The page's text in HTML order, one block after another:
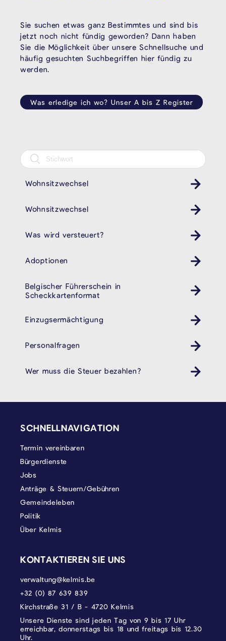
Sie suchen etwas ganz Bestimmtes und sind bis
jetzt noch nicht fündig geworden? Dann haben
Sie die Möglichkeit über unsere Schnellsuche und
häufig gesuchten Suchbegriffen hier fündig zu
werden.
Was erledige ich wo? Unser A bis Z Register
Wohnsitzwechsel
Wohnsitzwechsel
Was wird versteuert?
Adoptionen
Belgischer Führerschein in
Scheckkartenformat
Einzugsermächtigung
Personalfragen
Wer muss die Steuer bezahlen?
SCHNELLNAVIGATION
Termin vereinbaren
Bürgerdienste
Jobs
Anträge & Steuern/Gebühren
Gemeindeleben
Politik
Über Kelmis
KONTAKTIEREN SIE UNS
verwaltung@kelmis.be
+32 (0) 87 639 839
Kirchstraße 31 / B - 4720 Kelmis
Unsere Dienste sind jeden Tag von 9 bis 17 Uhr
erreichbar, donnerstags bis 18 und freitags bis 12.30
Uhr.